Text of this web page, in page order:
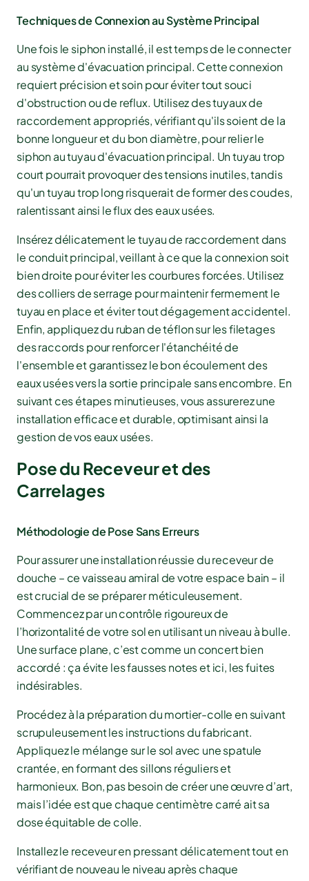
Techniques de Connexion au Système Principal
Une fois le siphon installé, il est temps de le connecter
au système d'évacuation principal. Cette connexion
requiert précision et soin pour éviter tout souci
d'obstruction ou de reflux. Utilisez des tuyaux de
raccordement appropriés, vérifiant qu'ils soient de la
bonne longueur et du bon diamètre, pour relier le
siphon au tuyau d'évacuation principal. Un tuyau trop
court pourrait provoquer des tensions inutiles, tandis
qu'un tuyau trop long risquerait de former des coudes,
ralentissant ainsi le flux des eaux usées.
Insérez délicatement le tuyau de raccordement dans
le conduit principal, veillant à ce que la connexion soit
bien droite pour éviter les courbures forcées. Utilisez
des colliers de serrage pour maintenir fermement le
tuyau en place et éviter tout dégagement accidentel.
Enfin, appliquez du ruban de téflon sur les filetages
des raccords pour renforcer l'étanchéité de
l'ensemble et garantissez le bon écoulement des
eaux usées vers la sortie principale sans encombre. En
suivant ces étapes minutieuses, vous assurerez une
installation efficace et durable, optimisant ainsi la
gestion de vos eaux usées.
Pose du Receveur et des
Carrelages
Méthodologie de Pose Sans Erreurs
Pour assurer une installation réussie du receveur de
douche – ce vaisseau amiral de votre espace bain – il
est crucial de se préparer méticuleusement.
Commencez par un contrôle rigoureux de
l’horizontalité de votre sol en utilisant un niveau à bulle.
Une surface plane, c’est comme un concert bien
accordé : ça évite les fausses notes et ici, les fuites
indésirables.
Procédez à la préparation du mortier-colle en suivant
scrupuleusement les instructions du fabricant.
Appliquez le mélange sur le sol avec une spatule
crantée, en formant des sillons réguliers et
harmonieux. Bon, pas besoin de créer une œuvre d’art,
mais l’idée est que chaque centimètre carré ait sa
dose équitable de colle.
Installez le receveur en pressant délicatement tout en
vérifiant de nouveau le niveau après chaque